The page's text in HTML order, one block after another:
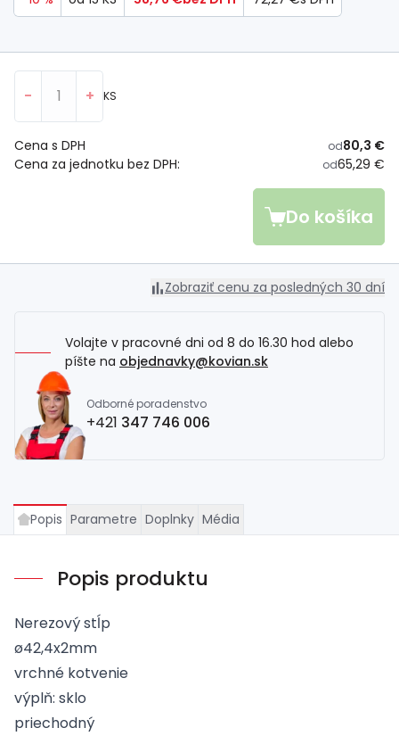
- + KS
Cena za jednotku bez DPH: od65,29 €
Cena s DPH od80,3 €
Do košíka
Zobraziť cenu za posledných 30 dní
Volajte v pracovné dni od 8 do 16.30 hod alebo
píšte na objednavky@kovian.sk
Odborné poradenstvo
+421 347 746 006
Popis Parametre Doplnky Média
Popis produktu
Nerezový stĺp
ø42,4x2mm
vrchné kotvenie
výplň: sklo
priechodný